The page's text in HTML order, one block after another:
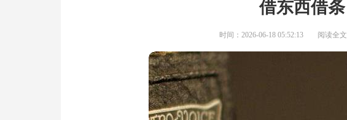
借东西借条
时间：2026-06-18 05:52:13 阅读全文